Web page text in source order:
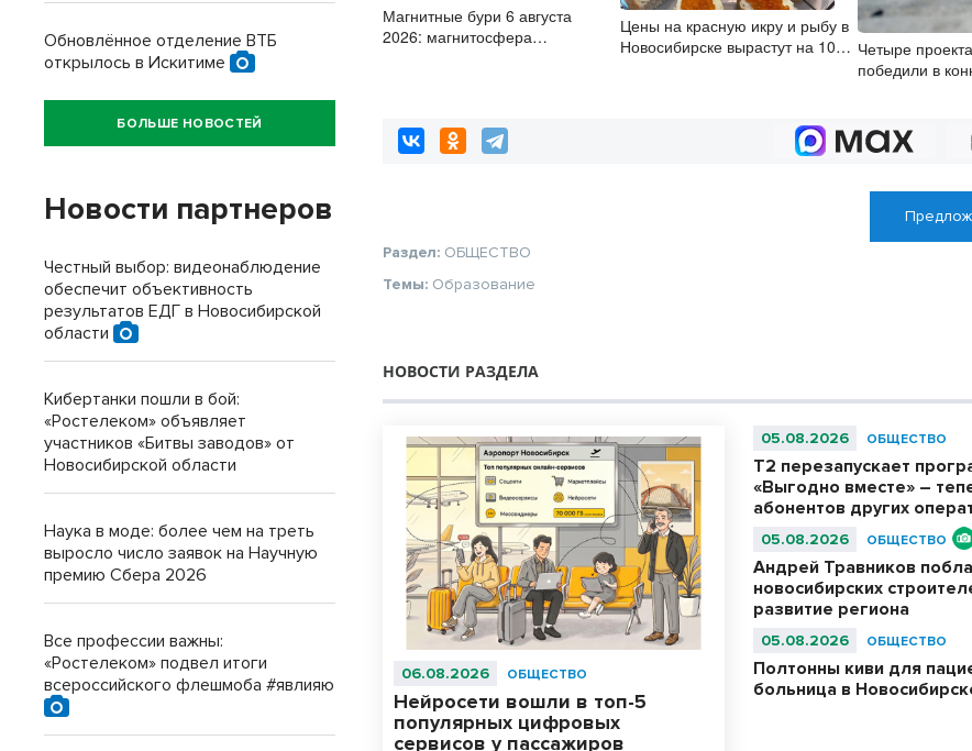
Магнитные бури 6 августа
2026: магнитосфера
Цены на красную икру и рыбу в
Новосибирске вырастут на 10-
Четыре
победили в
Раздел: ОБЩЕСТВО
Темы: Образование
НОВОСТИ РАЗДЕЛА
06.08.2026 ОБЩЕСТВО
Нейросети вошли в топ-5
популярных цифровых
сервисов у пассажиров
05.08.2026 ОБЩЕСТВО
Т2 перезапускает
«Выгодно вместе» –
абонентов других
05.08.2026 ОБЩЕСТВО
Андрей Травников
новосибирских
развитие региона
05.08.2026 ОБЩЕСТВО
Полтонны киви для
больница в
Обновлённое отделение ВТБ
открылось в Искитиме
БОЛЬШЕ НОВОСТЕЙ
Новости партнеров
Честный выбор: видеонаблюдение
обеспечит объективность
результатов ЕДГ в Новосибирской
области
Кибертанки пошли в бой:
«Ростелеком» объявляет
участников «Битвы заводов» от
Новосибирской области
Наука в моде: более чем на треть
выросло число заявок на Научную
премию Сбера 2026
Все профессии важны:
«Ростелеком» подвел итоги
всероссийского флешмоба #явлияю